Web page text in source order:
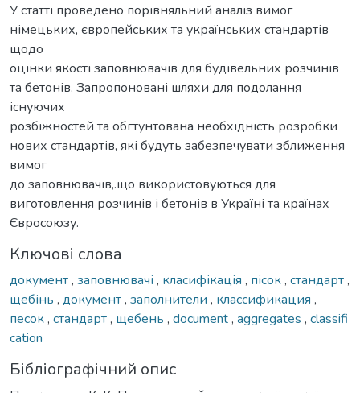
У статті проведено порівняльний аналіз вимог
німецьких, європейських та українських стандартів
щодо
оцінки якості заповнювачів для будівельних розчинів
та бетонів. Запропоновані шляхи для подолання
існуючих
розбіжностей та обгтунтована необхідність розробки
нових стандартів, які будуть забезпечувати зближення
вимог
до заповнювачів,.що використовуються для
виготовлення розчинів і бетонів в Україні та країнах
Євросоюзу.
Ключові слова
документ, заповнювачі , класифікація , пісок, стандарт,
щебінь , документ, заполнители , классификация ,
песок, стандарт, щебень , document, aggregates , classifi
cation
Бібліографічний опис